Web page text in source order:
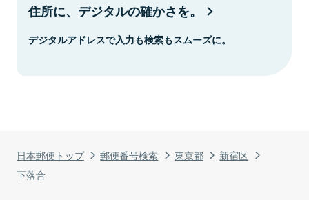
日本郵便トップ 郵便番号検索 東京都
新宿区
下落合
住所に、デジタルの確かさを。
デジタルアドレスで入力も検索もスムーズに。